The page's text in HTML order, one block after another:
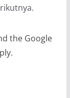
the Google